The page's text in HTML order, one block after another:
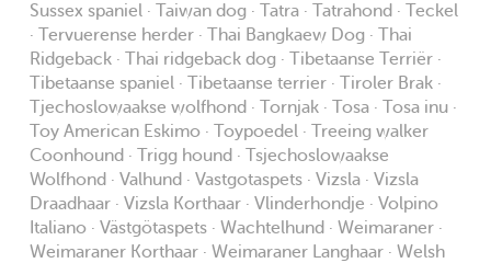
Sussex spaniel · Taiwan dog · Tatra · Tatrahond · Teckel
· Tervuerense herder · Thai Bangkaew Dog · Thai
Ridgeback · Thai ridgeback dog · Tibetaanse Terriër ·
Tibetaanse spaniel · Tibetaanse terrier · Tiroler Brak ·
Tjechoslowaakse wolfhond · Tornjak · Tosa · Tosa inu ·
Toy American Eskimo · Toypoedel · Treeing walker
Coonhound · Trigg hound · Tsjechoslowaakse
Wolfhond · Valhund · Vastgotaspets · Vizsla · Vizsla
Draadhaar · Vizsla Korthaar · Vlinderhondje · Volpino
Italiano · Västgötaspets · Wachtelhund · Weimaraner ·
Weimaraner Korthaar · Weimaraner Langhaar · Welsh